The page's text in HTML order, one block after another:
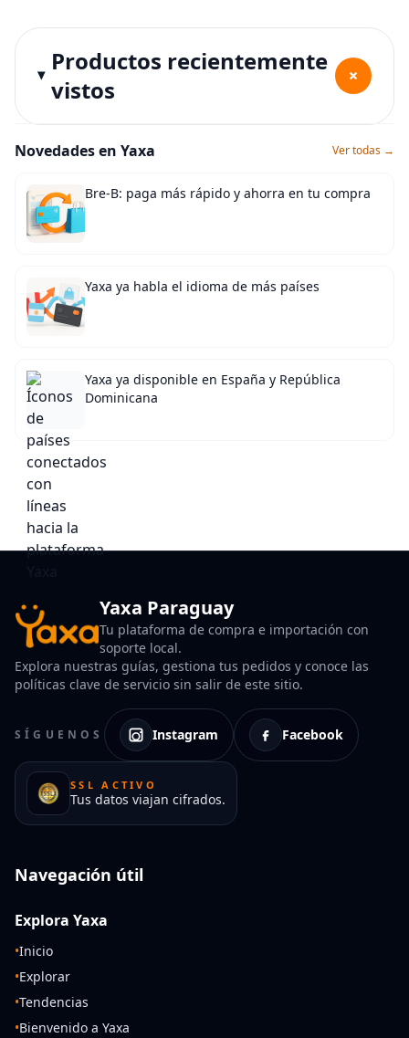
Productos recientemente
vistos
+
Novedades en Yaxa Ver todas →
Bre-B: paga más rápido y ahorra en tu compra
Yaxa ya habla el idioma de más países
Yaxa ya disponible en España y República
Dominicana
Yaxa Paraguay
Tu plataforma de compra e importación con
soporte local.
Explora nuestras guías, gestiona tus pedidos y conoce las
políticas clave de servicio sin salir de este sitio.
SÍGUENOS Instagram Facebook
SSL ACTIVO
Tus datos viajan cifrados.
Navegación útil
Explora Yaxa
•Inicio
•Explorar
•Tendencias
•Bienvenido a Yaxa